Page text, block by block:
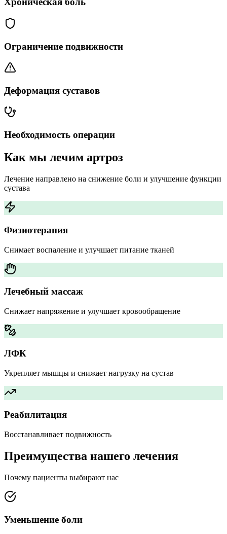
Ограничение подвижности
Деформация суставов
Необходимость операции
Как мы лечим артроз
Лечение направлено на снижение боли и улучшение функции
сустава
Физиотерапия
Снимает воспаление и улучшает питание тканей
Лечебный массаж
Снижает напряжение и улучшает кровообращение
ЛФК
Укрепляет мышцы и снижает нагрузку на сустав
Реабилитация
Восстанавливает подвижность
Преимущества нашего лечения
Почему пациенты выбирают нас
Уменьшение боли